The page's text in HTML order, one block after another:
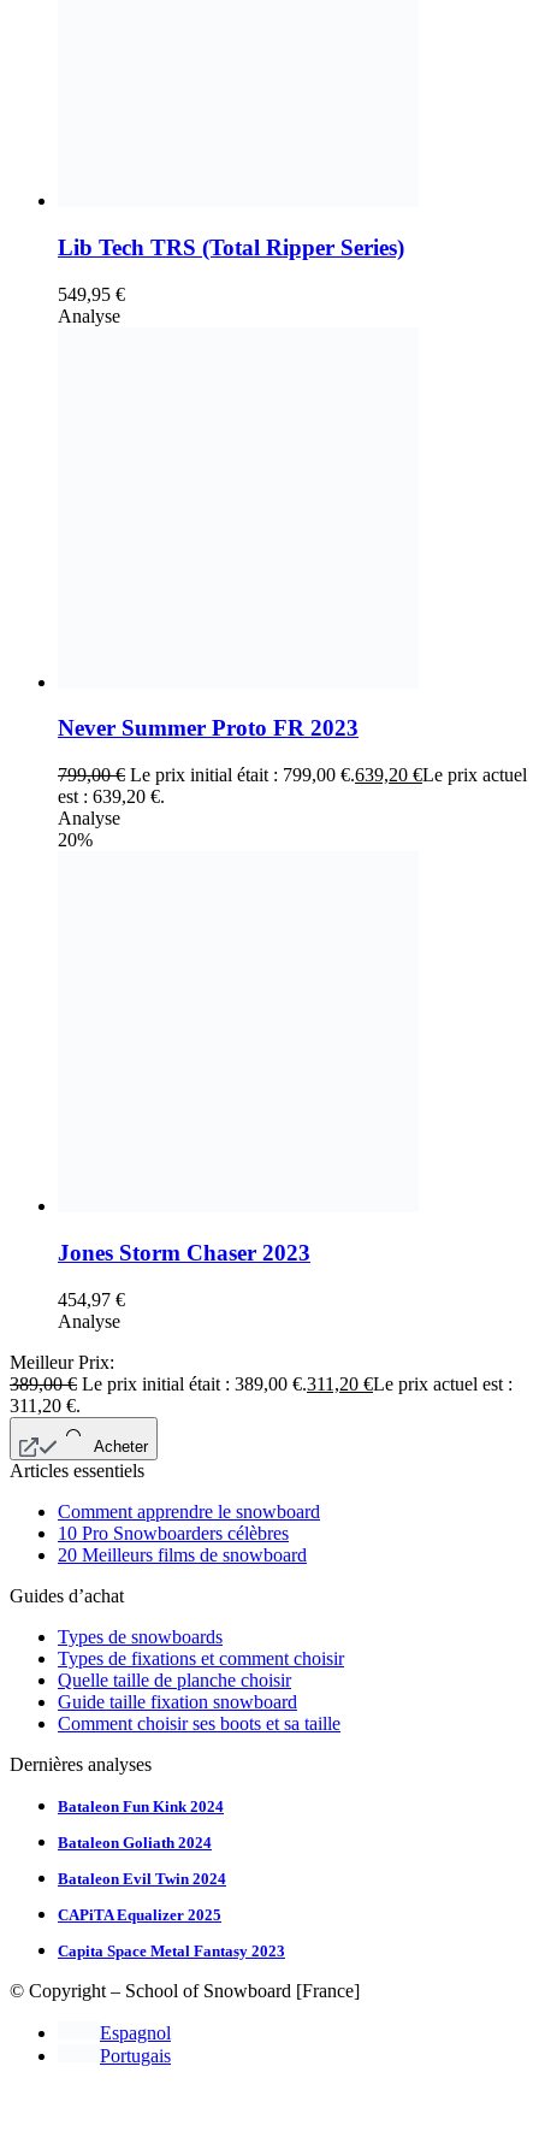
Lib Tech TRS (Total Ripper Series)
549,95 €
Analyse
Never Summer Proto FR 2023
799,00€ Le prix initial était : 799,00 €.639,20 €Le prix actuel
est : 639,20 €.
Analyse
20%
Jones Storm Chaser 2023
454,97 €
Analyse
Meilleur Prix:
389,00€ Le prix initial était : 389,00 €.311,20 €Le prix actuel est :
311,20 €.
Acheter
Articles essentiels
Comment apprendre le snowboard
10 Pro Snowboarders célèbres
20 Meilleurs films de snowboard
Guides d’achat
Types de snowboards
Types de fixations et comment choisir
Quelle taille de planche choisir
Guide taille fixation snowboard
Comment choisir ses boots et sa taille
Dernières analyses
Bataleon Fun Kink 2024
Bataleon Goliath 2024
Bataleon Evil Twin 2024
CAPiTA Equalizer 2025
Capita Space Metal Fantasy 2023
© Copyright – School of Snowboard [France]
Espagnol
Portugais